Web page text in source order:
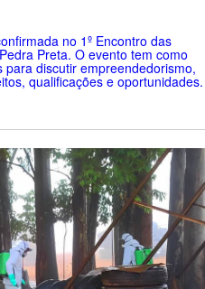
no 1º Encontro das
Preta. O evento tem como
discutir empreendedorismo,
qualificações e oportunidades.